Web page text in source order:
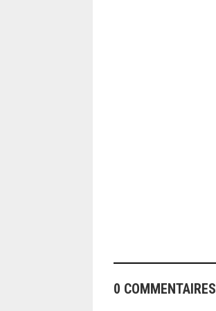
0 COMMENTAIRES